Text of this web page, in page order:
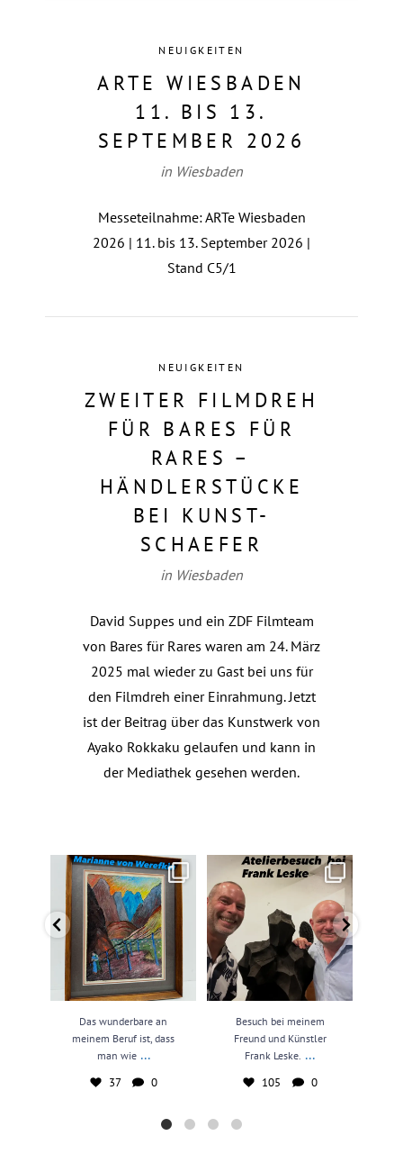
NEUIGKEITEN
ARTE WIESBADEN
11. BIS 13.
SEPTEMBER 2026
in Wiesbaden
Messeteilnahme: ARTe Wiesbaden
2026 | 11. bis 13. September 2026 |
Stand C5/1
NEUIGKEITEN
ZWEITER FILMDREH
FÜR BARES FÜR
RARES –
HÄNDLERSTÜCKE
BEI KUNST-
SCHAEFER
in Wiesbaden
David Suppes und ein ZDF Filmteam
von Bares für Rares waren am 24. März
2025 mal wieder zu Gast bei uns für
den Filmdreh einer Einrahmung. Jetzt
ist der Beitrag über das Kunstwerk von
Ayako Rokkaku gelaufen und kann in
der Mediathek gesehen werden.
Das wunderbare an meinem
Beruf ist, dass man wie...
37 0
Das wunderbare an
meinem Beruf ist, dass
man wie ...
37 0
Besuch bei meinem Freund und
Künstler Frank Leske....
105 0
Besuch bei meinem
Freund und Künstler
Frank Leske. ...
105 0